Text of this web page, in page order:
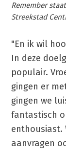
Remember
Streekstad
"En ik wil
In deze
populair.
gingen er
gingen we
fantastisch
enthousiast.
aanvragen